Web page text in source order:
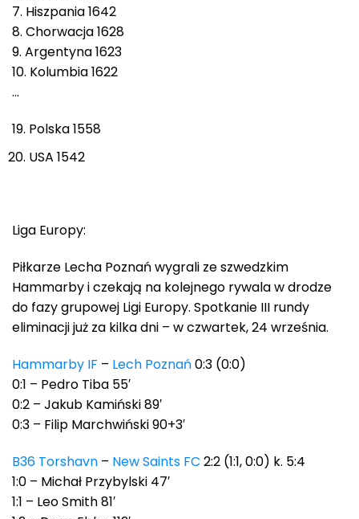
7. Hiszpania 1642
8. Chorwacja 1628
9. Argentyna 1623
10. Kolumbia 1622
…
Polska 1558
USA 1542
Liga Europy:
Piłkarze Lecha Poznań wygrali ze szwedzkim
Hammarby i czekają na kolejnego rywala w drodze
do fazy grupowej Ligi Europy. Spotkanie III rundy
eliminacji już za kilka dni – w czwartek, 24 września.
Hammarby IF – Lech Poznań0:3 (0:0)
0:1 – Pedro Tiba 55′
0:2 – Jakub Kamiński 89′
0:3 – Filip Marchwiński 90+3′
B36 Torshavn – New Saints FC 2:2 (1:1, 0:0) k. 5:4
1:0 – Michał Przybylski 47′
1:1 – Leo Smith 81′